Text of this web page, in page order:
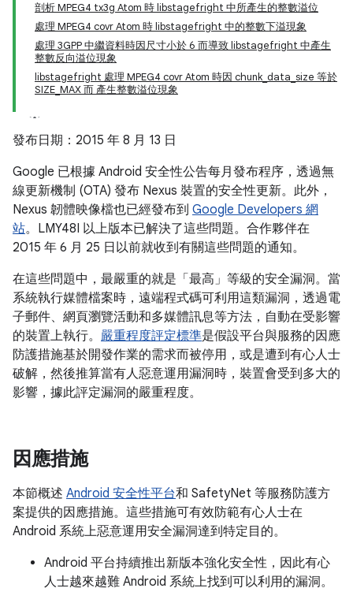
剖析 MPEG4 tx3g Atom 時 libstagefright 中所產生的整數溢位
處理 MPEG4 covr Atom 時 libstagefright 中的整數下溢現象
處理 3GPP 中繼資料時因尺寸小於 6 而導致 libstagefright 中產生
整數反向溢位現象
libstagefright 處理 MPEG4 covr Atom 時因 chunk_data_size 等於
SIZE_MAX 而 產生整數溢位現象
發布日期：2015 年 8 月 13 日
Google 已根據 Android 安全性公告每月發布程序，透過無
線更新機制 (OTA) 發布 Nexus 裝置的安全性更新。此外，
Nexus 韌體映像檔也已經發布到 Google Developers 網
站。LMY48I 以上版本已解決了這些問題。合作夥伴在
2015 年 6 月 25 日以前就收到有關這些問題的通知。
在這些問題中，最嚴重的就是「最高」等級的安全漏洞。當
系統執行媒體檔案時，遠端程式碼可利用這類漏洞，透過電
子郵件、網頁瀏覽活動和多媒體訊息等方法，自動在受影響
的裝置上執行。 嚴重程度評定標準是假設平台與服務的因應
防護措施基於開發作業的需求而被停用，或是遭到有心人士
破解，然後推算當有人惡意運用漏洞時，裝置會受到多大的
影響，據此評定漏洞的嚴重程度。
因應措施
本節概述 Android 安全性平台和 SafetyNet 等服務防護方
案提供的因應措施。這些措施可有效防範有心人士在
Android 系統上惡意運用安全漏洞達到特定目的。
Android 平台持續推出新版本強化安全性，因此有心
人士越來越難 Android 系統上找到可以利用的漏洞。